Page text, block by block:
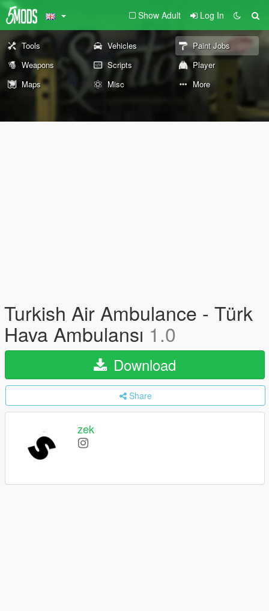
Show Adult Log In
Tools Vehicles
Paint Jobs
Weapons
Scripts
Player
Maps
Misc More
Turkish Air Ambulance - Türk
Hava Ambulansı 1.0
Download
Share
zek